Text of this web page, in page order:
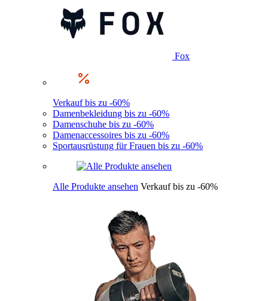
Fox
Verkauf bis zu -60%
Damenbekleidung bis zu -60%
Damenschuhe bis zu -60%
Damenaccessoires bis zu -60%
Sportausrüstung für Frauen bis zu -60%
Alle Produkte ansehen Verkauf bis zu -60%